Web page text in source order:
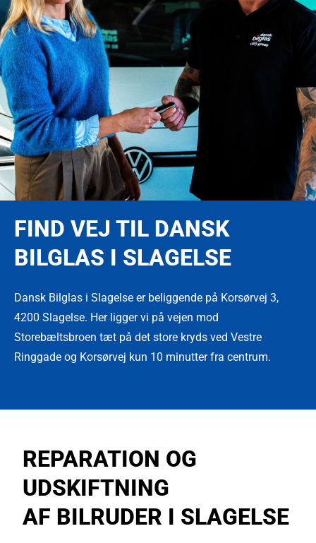
FIND VEJ TIL DANSK
BILGLAS I SLAGELSE
Dansk Bilglas i Slagelse er beliggende på Korsørvej 3,
4200 Slagelse. Her ligger vi på vejen mod
Storebæltsbroen tæt på det store kryds ved Vestre
Ringgade og Korsørvej kun 10 minutter fra centrum.
REPARATION OG
UDSKIFTNING
AF BILRUDER I SLAGELSE